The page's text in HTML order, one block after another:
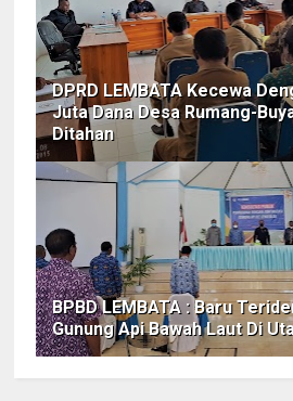
DPRD LEMBATA Kecewa
Juta Dana Desa Rumang-
Ditahan
BPBD LEMBATA : Baru
Gunung Api Bawah Laut Di